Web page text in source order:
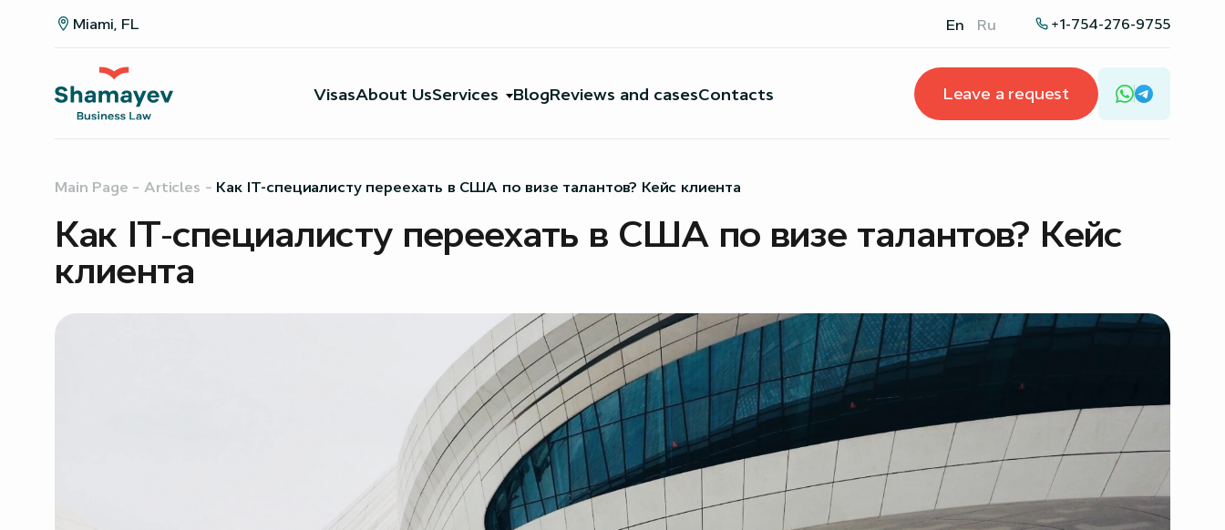
Miami, FL En Ru +1-754-276-9755
VisasAbout UsServices BlogReviews and casesContacts Leave a request
Main Page – Articles – Как IT-специалисту переехать в США по визе талантов? Кейс клиента
Как IT-специалисту переехать в США по визе талантов? Кейс
клиента